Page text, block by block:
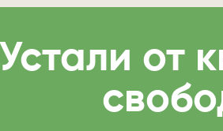
Устали от